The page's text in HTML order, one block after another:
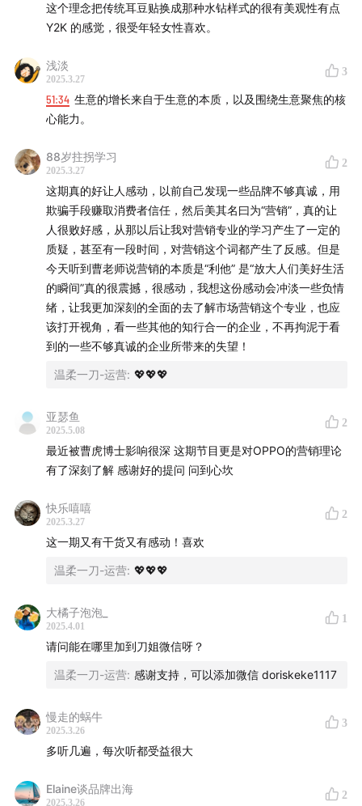
这个理念把传统耳豆贴换成那种水钻样式的很有美观性有点
Y2K 的感觉，很受年轻女性喜欢。
浅淡
2025.3.27
3
51:34 生意的增长来自于生意的本质，以及围绕生意聚焦的核
心能力。
88岁拄拐学习
2025.3.27
2
这期真的好让人感动，以前自己发现一些品牌不够真诚，用
欺骗手段赚取消费者信任，然后美其名曰为“营销”，真的让
人很败好感，从那以后让我对营销专业的学习产生了一定的
质疑，甚至有一段时间，对营销这个词都产生了反感。但是
今天听到曹老师说营销的本质是“利他” 是“放大人们美好生活
的瞬间”真的很震撼，很感动，我想这份感动会冲淡一些负情
绪，让我更加深刻的全面的去了解市场营销这个专业，也应
该打开视角，看一些其他的知行合一的企业，不再拘泥于看
到的一些不够真诚的企业所带来的失望！
温柔一刀-运营: 💖💖💖
亚瑟鱼
2025.5.08
2
最近被曹虎博士影响很深 这期节目更是对OPPO的营销理论
有了深刻了解 感谢好的提问 问到心坎
快乐嘻嘻
2025.3.27
2
这一期又有干货又有感动！喜欢
温柔一刀-运营: 💖💖💖
大橘子泡泡_
2025.4.01
1
请问能在哪里加到刀姐微信呀？
温柔一刀-运营: 感谢支持，可以添加微信 doriskeke1117
慢走的蜗牛
2025.3.26
3
多听几遍，每次听都受益很大
Elaine谈品牌出海
2025.3.26
2